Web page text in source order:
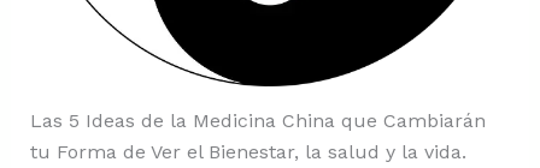
Las 5 Ideas de la Medicina China que Cambiarán
tu Forma de Ver el Bienestar, la salud y la vida.